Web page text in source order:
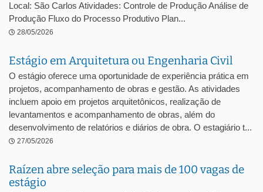
Local: São Carlos Atividades: Controle de Produção Análise de
Produção Fluxo do Processo Produtivo Plan...
28/05/2026
Estágio em Arquitetura ou Engenharia Civil
O estágio oferece uma oportunidade de experiência prática em
projetos, acompanhamento de obras e gestão. As atividades
incluem apoio em projetos arquitetônicos, realização de
levantamentos e acompanhamento de obras, além do
desenvolvimento de relatórios e diários de obra. O estagiário t...
27/05/2026
Raízen abre seleção para mais de 100 vagas de
estágio